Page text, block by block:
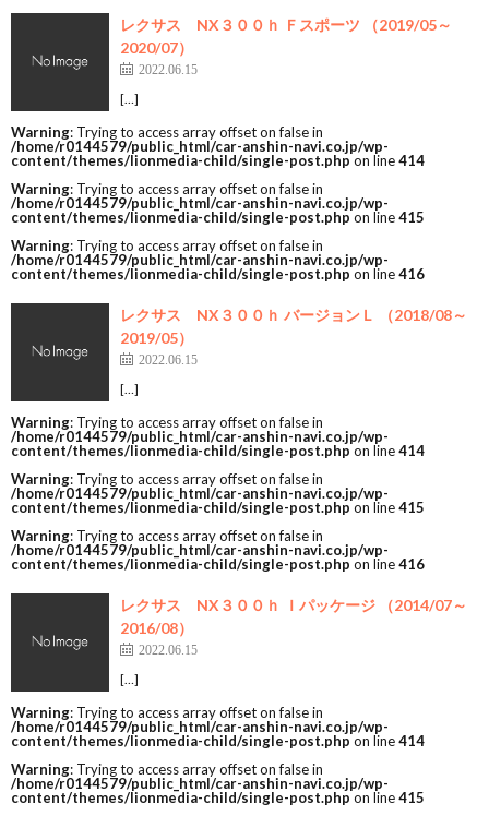
レクサス NX３００ｈ Ｆスポーツ （2019/05～
2020/07）
2022.06.15
[…]
Warning: Trying to access array offset on false in
/home/r0144579/public_html/car-anshin-navi.co.jp/wp-
content/themes/lionmedia-child/single-post.php on line414
Warning: Trying to access array offset on false in
/home/r0144579/public_html/car-anshin-navi.co.jp/wp-
content/themes/lionmedia-child/single-post.php on line415
Warning: Trying to access array offset on false in
/home/r0144579/public_html/car-anshin-navi.co.jp/wp-
content/themes/lionmedia-child/single-post.php on line416
レクサス NX３００ｈ バージョンＬ （2018/08～
2019/05）
2022.06.15
[…]
Warning: Trying to access array offset on false in
/home/r0144579/public_html/car-anshin-navi.co.jp/wp-
content/themes/lionmedia-child/single-post.php on line414
Warning: Trying to access array offset on false in
/home/r0144579/public_html/car-anshin-navi.co.jp/wp-
content/themes/lionmedia-child/single-post.php on line415
Warning: Trying to access array offset on false in
/home/r0144579/public_html/car-anshin-navi.co.jp/wp-
content/themes/lionmedia-child/single-post.php on line416
レクサス NX３００ｈ Ｉパッケージ （2014/07～
2016/08）
2022.06.15
[…]
Warning: Trying to access array offset on false in
/home/r0144579/public_html/car-anshin-navi.co.jp/wp-
content/themes/lionmedia-child/single-post.php on line414
Warning: Trying to access array offset on false in
/home/r0144579/public_html/car-anshin-navi.co.jp/wp-
content/themes/lionmedia-child/single-post.php on line415